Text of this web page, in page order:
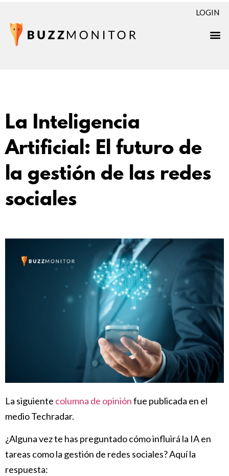
LOGIN
La Inteligencia
Artificial: El futuro de
la gestión de las redes
sociales
La siguiente columna de opiniónfue publicada en el
medio Techradar.
¿Alguna vez te has preguntado cómo influirá la IA en
tareas como la gestión de redes sociales? Aquí la
respuesta: